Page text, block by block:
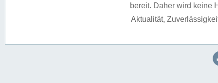
bereit. Daher wird keine
Aktualität,